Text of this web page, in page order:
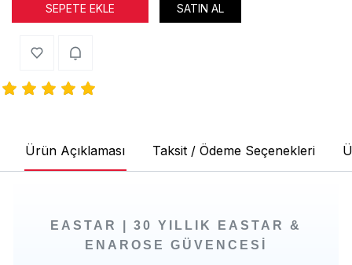
SEPETE EKLE SATIN AL
Ürün Açıklaması Taksit / Ödeme Seçenekleri
EASTAR | 30 YILLIK EASTAR &
ENAROSE GÜVENCESI